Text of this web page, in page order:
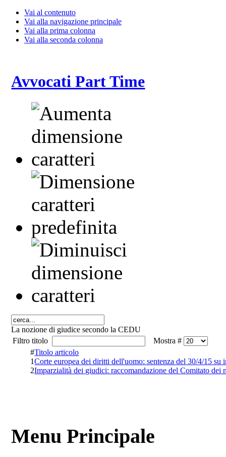
Vai al contenuto
Vai alla navigazione principale
Vai alla prima colonna
Vai alla seconda colonna
Avvocati Part Time
La nozione di giudice secondo la CEDU
Filtro titolo
Mostra #
#Titolo articolo
1Corte europea dei diritti dell'uomo: sentenza del 30/4/15 su
2Imparzialità dei giudici: raccomandazione del Comitato dei
Menu Principale